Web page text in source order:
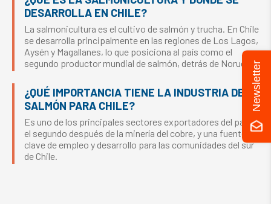
DESARROLLA EN CHILE?
La salmonicultura es el cultivo de salmón y trucha. En Chile
se desarrolla principalmente en las regiones de Los Lagos,
Aysén y Magallanes, lo que posiciona al país como el
segundo productor mundial de salmón, detrás de Noruega.
¿QUÉ IMPORTANCIA TIENE LA INDUSTRIA DEL
SALMÓN PARA CHILE?
Es uno de los principales sectores exportadores del país,
el segundo después de la minería del cobre, y una fuente
clave de empleo y desarrollo para las comunidades del sur
de Chile.
Newsletter